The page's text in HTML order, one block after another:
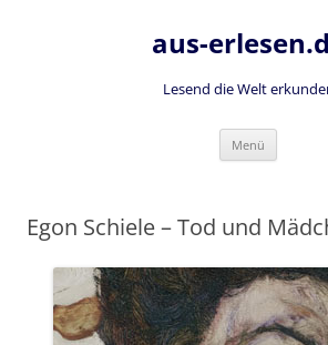
aus-
Lesend die Welt
Menü
Egon Schiele – Tod und